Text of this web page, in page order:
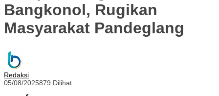
Bangkonol, Rugikan
Masyarakat Pandeglang
Redaksi
05/08/2025879 Dilihat